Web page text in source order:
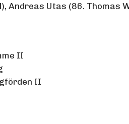
Utas (86. Thomas
II
II